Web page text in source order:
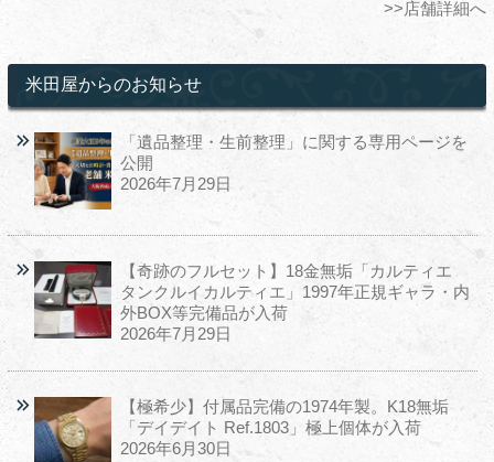
>>店舗詳細へ
米田屋からのお知らせ
「遺品整理・生前整理」に関する専用ページを
公開
2026年7月29日
【奇跡のフルセット】18金無垢「カルティエ
タンクルイカルティエ」1997年正規ギャラ・内
外BOX等完備品が入荷
2026年7月29日
【極希少】付属品完備の1974年製。K18無垢
「デイデイト Ref.1803」極上個体が入荷
2026年6月30日